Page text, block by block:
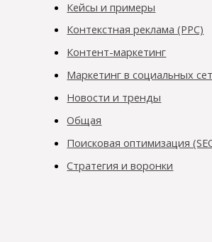
Кейсы и примеры
Контекстная реклама (PPC)
Контент-маркетинг
Маркетинг в социальных
Новости и тренды
Общая
Поисковая оптимизация
Стратегия и воронки